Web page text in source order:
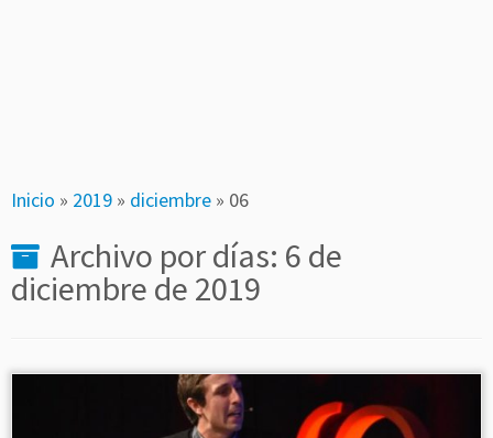
Inicio » 2019 » diciembre » 06
Archivo por días: 6 de
diciembre de 2019